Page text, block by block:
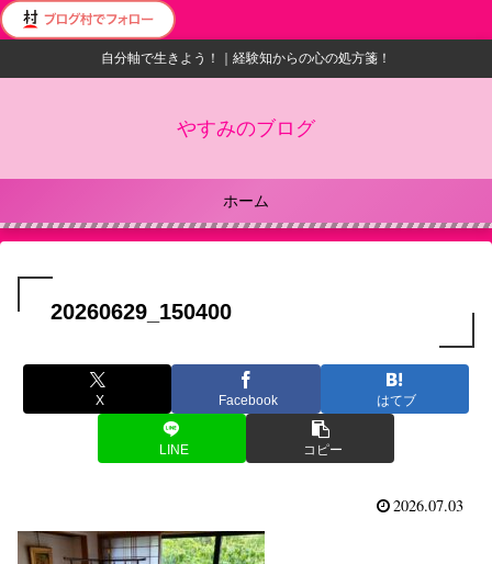
自分軸で生きよう！｜経験知からの心の処方箋！
やすみのブログ
ホーム
20260629_150400
X Facebook はてブ
LINE コピー
2026.07.03